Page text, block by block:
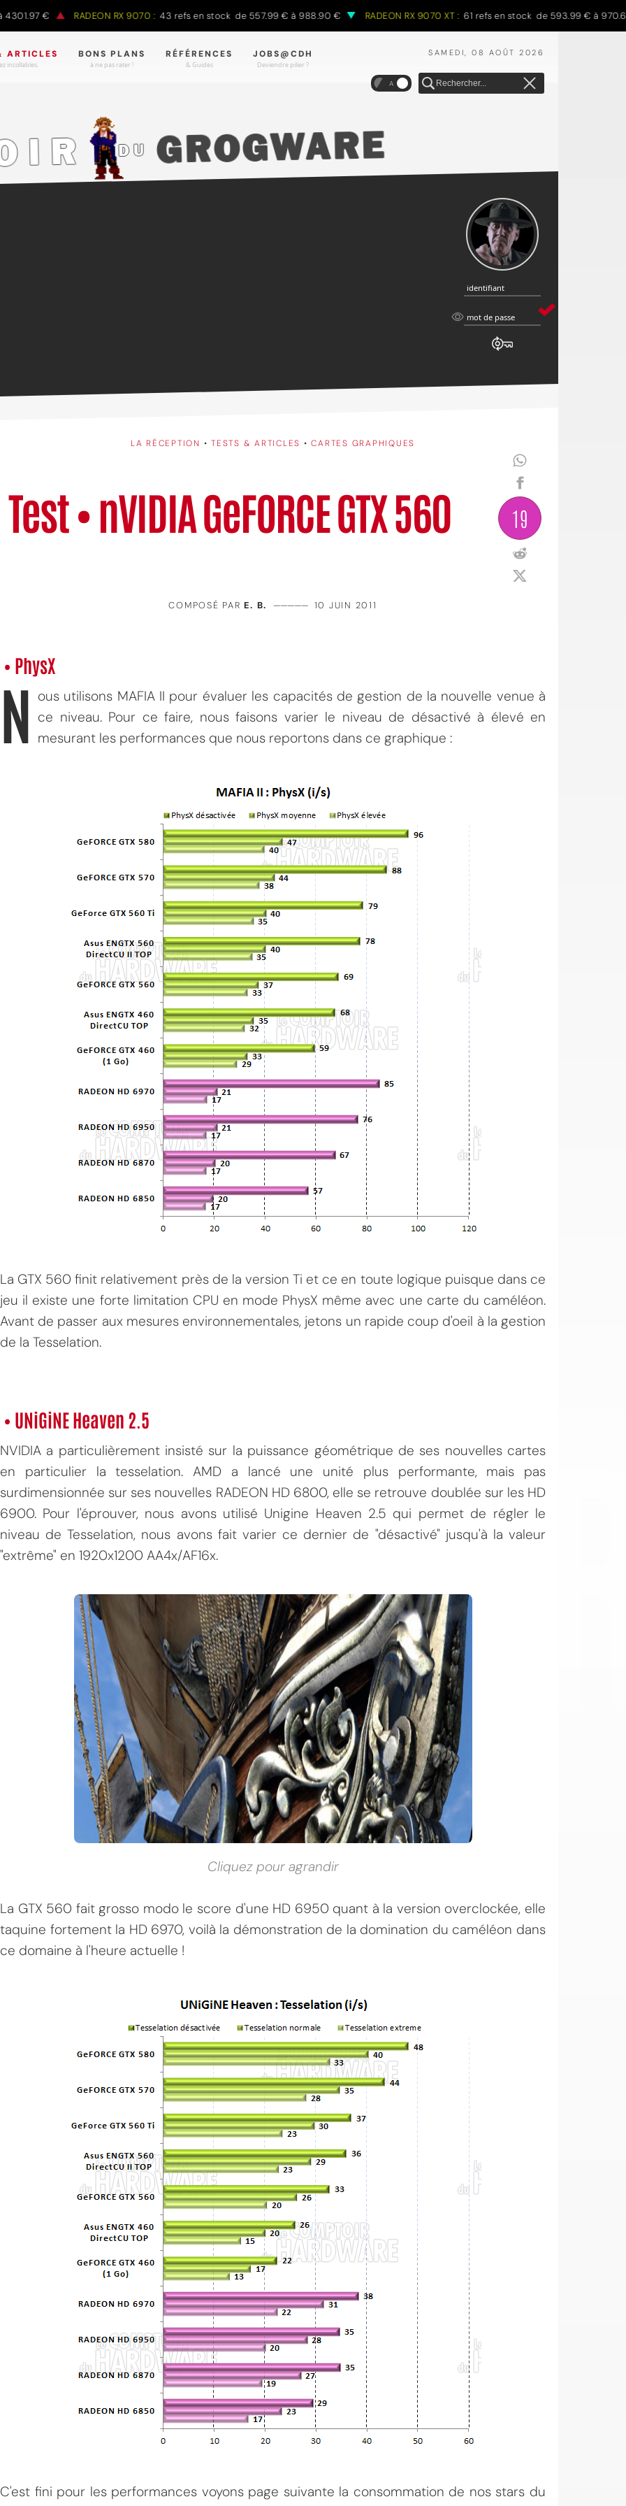
€ RADEON RX 9070 : 43 refs en stock de 557.99 € à 988.90 € RADEON RX 9070 XT : 61 refs en stock de 593.99 € à 970.68 €
SAMEDI, 08 AOÛT 2026
ARTICLES
incollables.
BONS PLANS
à ne pas rater !
RÉFÉRENCES
& Guides
JOBS@CDH
Deviendre pilier ?
A
identifiant
identifiant
mot
mot de passe
LA RÉCEPTION •TESTS & ARTICLES •CARTES GRAPHIQUES
Test • nVIDIA GeFORCE GTX 560 19
COMPOSÉ PARE. B. ————— 10 JUIN 2011
• PhysX
N ous utilisons MAFIA II pour évaluer les capacités de gestion de la nouvelle venue à
ce niveau. Pour ce faire, nous faisons varier le niveau de désactivé à élevé en
mesurant les performances que nous reportons dans ce graphique :
La GTX 560 finit relativement près de la version Ti et ce en toute logique puisque dans ce
jeu il existe une forte limitation CPU en mode PhysX même avec une carte du caméléon.
Avant de passer aux mesures environnementales, jetons un rapide coup d'oeil à la gestion
de la Tesselation.
• UNiGiNE Heaven 2.5
NVIDIA a particulièrement insisté sur la puissance géométrique de ses nouvelles cartes
en particulier la tesselation. AMD a lancé une unité plus performante, mais pas
surdimensionnée sur ses nouvelles RADEON HD 6800, elle se retrouve doublée sur les HD
6900. Pour l'éprouver, nous avons utilisé Unigine Heaven 2.5 qui permet de régler le
niveau de Tesselation, nous avons fait varier ce dernier de "désactivé" jusqu'à la valeur
"extrême" en 1920x1200 AA4x/AF16x.
Cliquez pour agrandir
La GTX 560 fait grosso modo le score d'une HD 6950 quant à la version overclockée, elle
taquine fortement la HD 6970, voilà la démonstration de la domination du caméléon dans
ce domaine à l'heure actuelle !
C'est fini pour les performances voyons page suivante la consommation de nos stars du